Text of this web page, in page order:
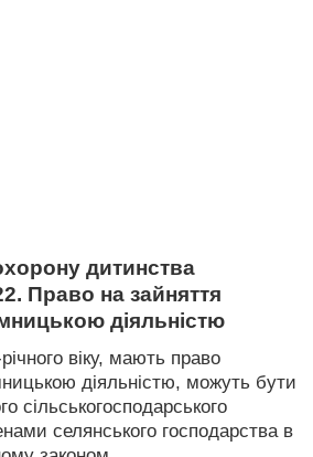
дитинства
Право на зайняття
діяльністю
віку, мають право
діяльністю, можуть бути
сільськогосподарського
селянського господарства в